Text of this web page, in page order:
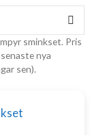
sminkset. Pris
nya
sen).